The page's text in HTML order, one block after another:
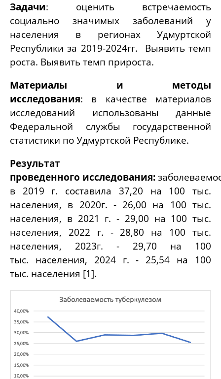
Задачи: оценить встречаемость
социально значимых заболеваний у
населения в регионах Удмуртской
Республики за 2019-2024гг. Выявить темп
роста. Выявить темп прироста.
Материалы и методы
исследования: в качестве материалов
исследований использованы данные
Федеральной службы государственной
статистики по Удмуртской Республике.
Результат
проведенного исследования:
в 2019 г. составила 37,20 на 100 тыс.
населения, в 2020г. - 26,00 на 100 тыс.
населения, в 2021 г. - 29,00 на 100 тыс.
населения, 2022 г. - 28,80 на 100 тыс.
населения, 2023г. - 29,70 на 100
тыс. населения, 2024 г. - 25,54 на 100
тыс. населения [1].